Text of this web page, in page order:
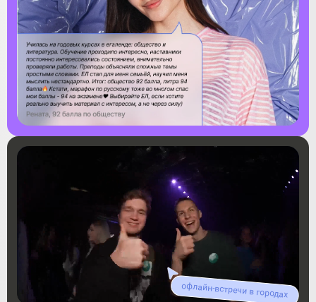
офлайн-встречи в городах